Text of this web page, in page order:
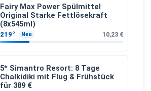
Fairy Max Power Spülmittel
Original Starke Fettlösekraft
(8x545ml)
219° Neu 10,23 €
5* Simantro Resort: 8 Tage
Chalkidiki mit Flug & Frühstück
für 389 €